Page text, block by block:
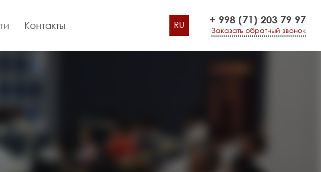
Контакты RU + 998 (71) 203 79 97
Заказать обратный звонок